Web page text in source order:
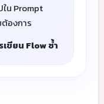
น Prompt
องการ
ขียน Flow ซ้ำ